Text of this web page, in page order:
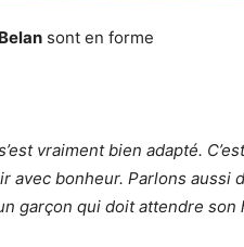
sont en forme
vraiment bien adapté.
avec bonheur. Parlons aussi
garçon qui doit attendre